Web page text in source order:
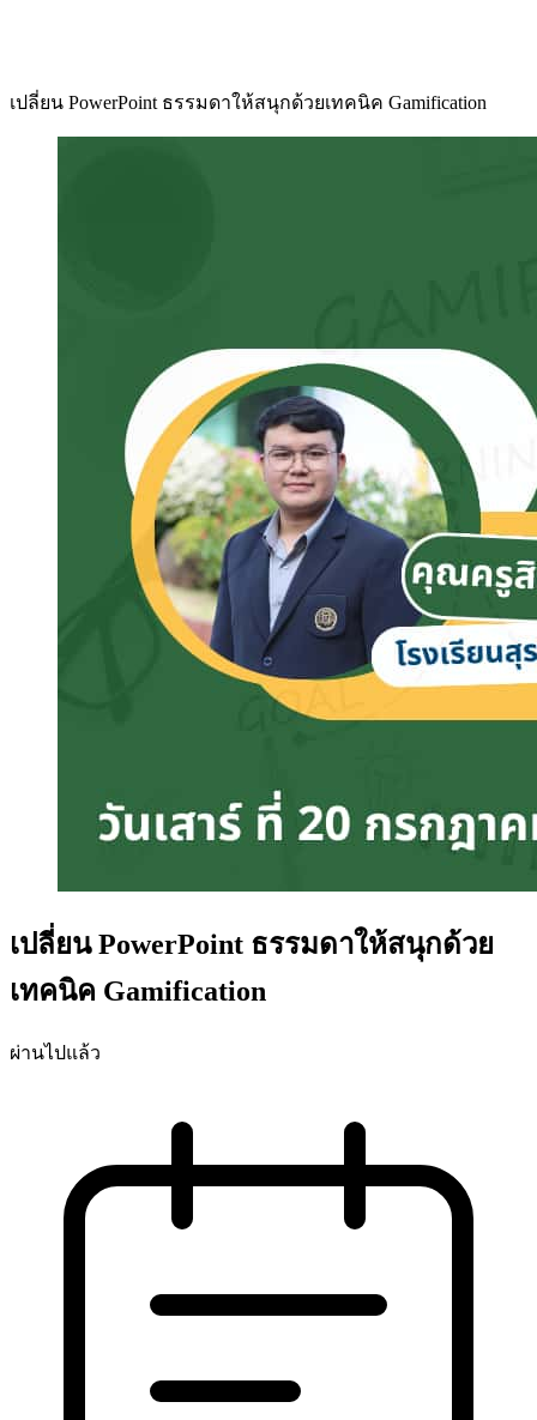
เปลี่ยน PowerPoint ธรรมดาให้สนุกด้วยเทคนิค Gamification
เปลี่ยน PowerPoint ธรรมดาให้สนุกด้วย
เทคนิค Gamification
ผ่านไปแล้ว